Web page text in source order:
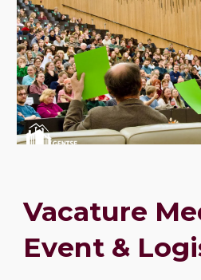
Vacature
Event &